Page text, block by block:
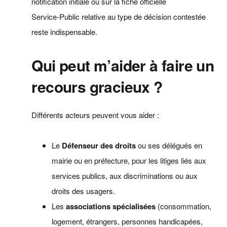
Service‑Public relative au type de décision contestée
reste indispensable.
Qui peut m’aider à faire un
recours gracieux ?
Différents acteurs peuvent vous aider :
Le Défenseur des droitsou ses délégués en
mairie ou en préfecture, pour les litiges liés aux
services publics, aux discriminations ou aux
droits des usagers.
Lesassociations spécialisées (consommation,
logement, étrangers, personnes handicapées,